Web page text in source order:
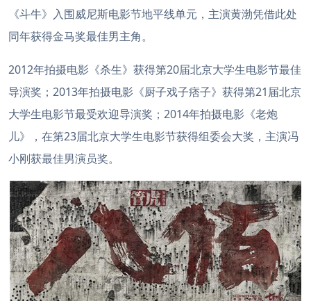
《斗牛》入围威尼斯电影节地平线单元，主演黄渤凭借此处
同年获得金马奖最佳男主角。
2012年拍摄电影《杀生》获得第20届北京大学生电影节最佳
导演奖；2013年拍摄电影《厨子戏子痞子》获得第21届北京
大学生电影节最受欢迎导演奖；2014年拍摄电影《老炮
儿》，在第23届北京大学生电影节获得组委会大奖，主演冯
小刚获最佳男演员奖。